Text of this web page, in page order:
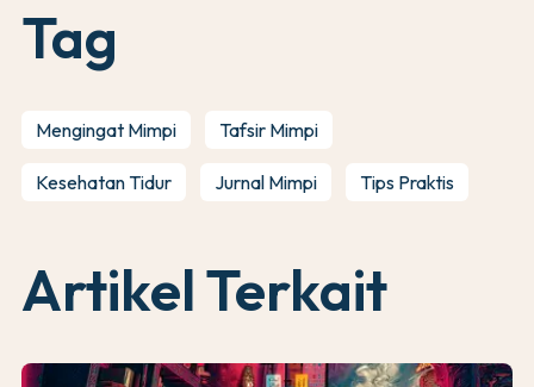
Tag
Mengingat Mimpi Tafsir Mimpi
Kesehatan Tidur Jurnal Mimpi Tips Praktis
Artikel Terkait